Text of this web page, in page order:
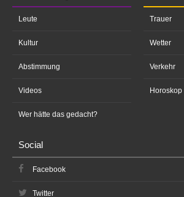
Leute
Kultur
Abstimmung
Videos
Wer hätte das gedacht?
Trauer
Wetter
Verkehr
Horoskop
Social
Facebook
Twitter